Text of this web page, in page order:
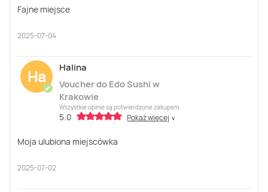
Fajne miejsce
2025-07-04
Ha
✔
Halina
Voucher do Edo Sushi w
Krakowie
Wszystkie opinie są potwierdzone zakupem
5.0 Pokaż więcej ∨
Moja ulubiona miejscówka
2025-07-02